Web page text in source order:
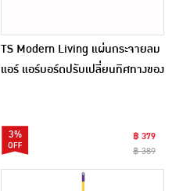
TS Modern Living แผ่นกระจายลม
แอร์ แอร์บอร์ดปรับเปลี่ยนทิศทางของ
3%
฿ 379
฿ 389